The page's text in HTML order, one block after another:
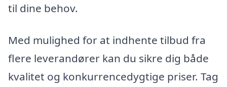
til dine behov.
Med mulighed for at indhente tilbud fra
flere leverandører kan du sikre dig både
kvalitet og konkurrencedygtige priser. Tag